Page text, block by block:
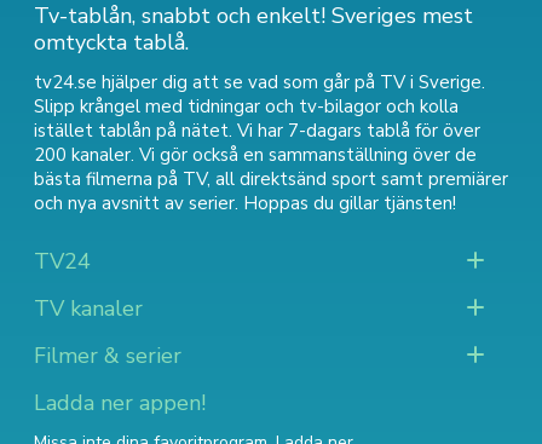
Tv-tablån, snabbt och enkelt! Sveriges mest
omtyckta tablå.
tv24.se hjälper dig att se vad som går på TV i Sverige.
Slipp krångel med tidningar och tv-bilagor och kolla
istället tablån på nätet. Vi har 7-dagars tablå för över
200 kanaler. Vi gör också en sammanställning över de
bästa filmerna på TV, all direktsänd sport samt premiärer
och nya avsnitt av serier. Hoppas du gillar tjänsten!
TV24
TV kanaler
Filmer & serier
Ladda ner appen!